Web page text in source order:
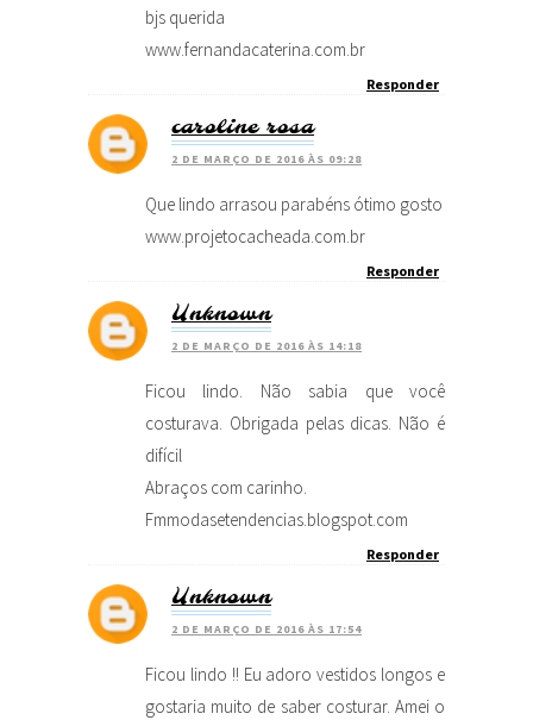
bjs querida
www.fernandacaterina.com.br
Responder
caroline rosa
2 DE MARÇO DE 2016 ÀS 09:28
Que lindo arrasou parabéns ótimo gosto
www.projetocacheada.com.br
Responder
Unknown
2 DE MARÇO DE 2016 ÀS 14:18
Ficou lindo. Não sabia que você
costurava. Obrigada pelas dicas. Não é
difícil
Abraços com carinho.
Fmmodasetendencias.blogspot.com
Responder
Unknown
2 DE MARÇO DE 2016 ÀS 17:54
Ficou lindo !! Eu adoro vestidos longos e
gostaria muito de saber costurar. Amei o